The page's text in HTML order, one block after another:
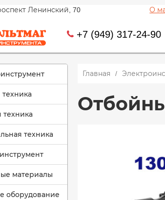
Ленинский, 70 О
+7 (949) 317-24-90
техника
техника
техника
материалы
оборудование
Главная